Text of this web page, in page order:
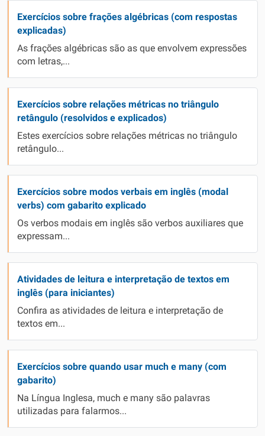
Exercícios sobre frações algébricas (com respostas
explicadas)
As frações algébricas são as que envolvem expressões
com letras,...
Exercícios sobre relações métricas no triângulo
retângulo (resolvidos e explicados)
Estes exercícios sobre relações métricas no triângulo
retângulo...
Exercícios sobre modos verbais em inglês (modal
verbs) com gabarito explicado
Os verbos modais em inglês são verbos auxiliares que
expressam...
Atividades de leitura e interpretação de textos em
inglês (para iniciantes)
Confira as atividades de leitura e interpretação de
textos em...
Exercícios sobre quando usar much e many (com
gabarito)
Na Língua Inglesa, much e many são palavras
utilizadas para falarmos...